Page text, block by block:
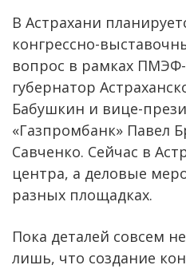
В Астрахани
конгрессно-
вопрос в рамках ПМЭФ-
губернатор
Бабушкин и вице-
«Газпромбанк» Павел
Савченко. Сейчас в
центра, а деловые
разных площадках.
Пока деталей совсем
лишь, что создание